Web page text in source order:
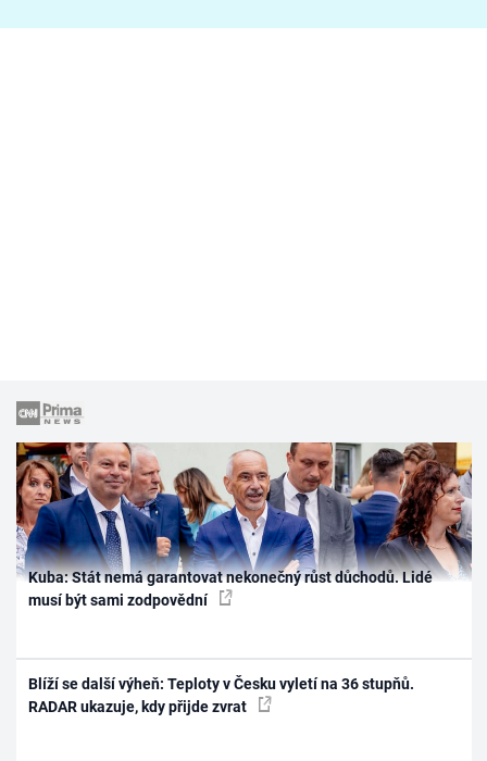
Kuba: Stát nemá garantovat nekonečný růst důchodů. Lidé
musí být sami zodpovědní
Blíží se další výheň: Teploty v Česku vyletí na 36 stupňů.
RADAR ukazuje, kdy přijde zvrat